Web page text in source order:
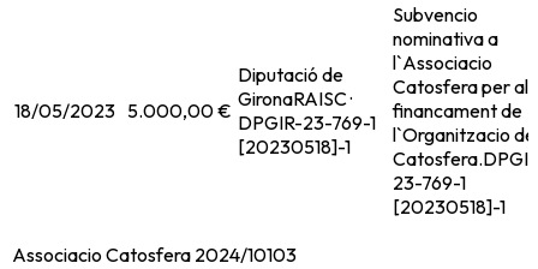
18/05/2023 5.000,00 €
Diputació de
GironaRAISC ·
DPGIR-23-769-1
[20230518]-1
Subvencio
nominativa a
l`Associacio
Catosfera per al
financament de
l`Organitzacio de
Catosfera.
23-769-1
[20230518]-1
Associacio Catosfera 2024/10103